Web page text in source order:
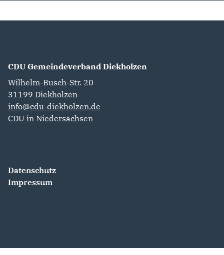
CDU Gemeindeverband Diekholzen
Wilhelm-Busch-Str. 20
31199 Diekholzen
info@cdu-diekholzen.de
CDU in Niedersachsen
Datenschutz
Impressum